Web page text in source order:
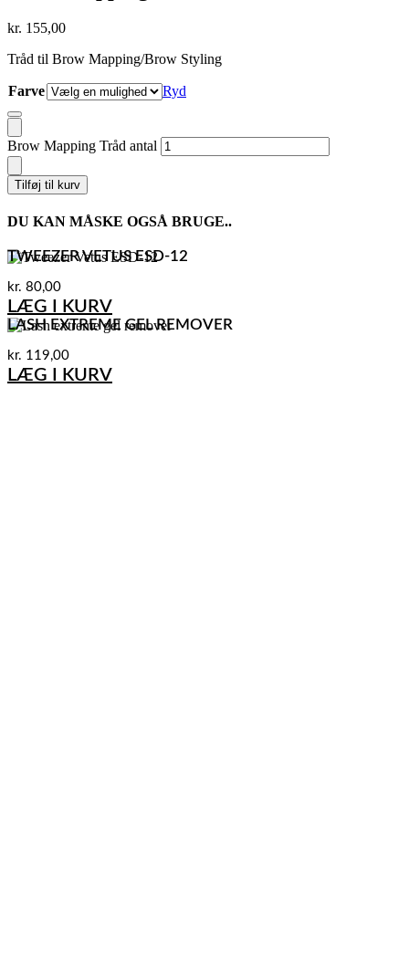
kr. 155,00
Tråd til Brow Mapping/Brow Styling
Farve Ryd
Brow Mapping Tråd antal
Tilføj til kurv
DU KAN MÅSKE OGSÅ BRUGE..
TWEEZER VETUS ESD-12
kr. 80,00
LÆG I KURV
LASH EXTREME GEL REMOVER
kr. 119,00
LÆG I KURV